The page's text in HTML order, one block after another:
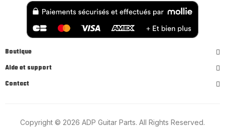
Boutique
Aide et support
Contact
Copyright © 2026 ADP Guitar Parts. All Rights Reserved.